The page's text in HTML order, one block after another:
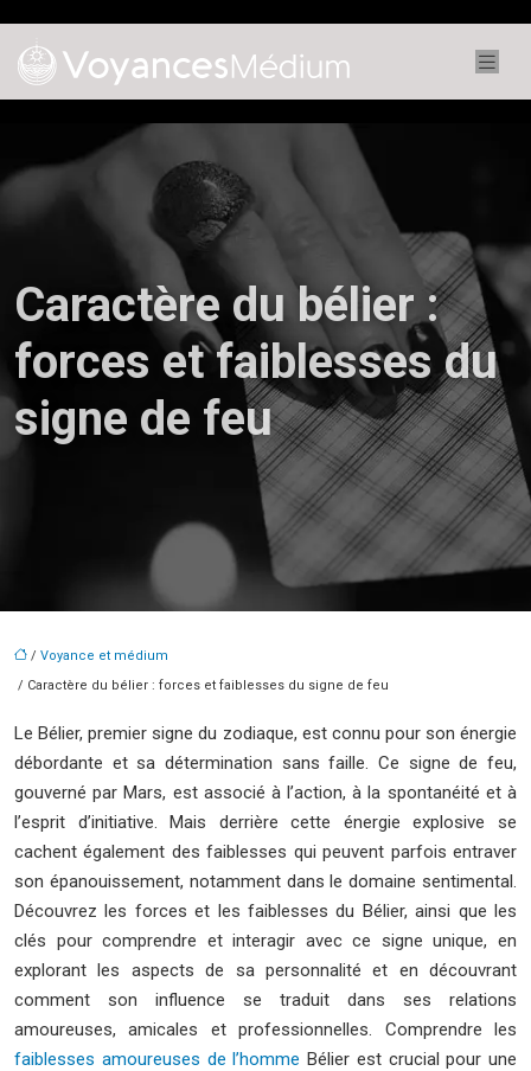
Caractère du bélier :
forces et faiblesses du
signe de feu
/ Voyance et médium
/ Caractère du bélier : forces et faiblesses du signe de feu
Le Bélier, premier signe du zodiaque, est connu pour son énergie
débordante et sa détermination sans faille. Ce signe de feu,
gouverné par Mars, est associé à l’action, à la spontanéité et à
l’esprit d’initiative. Mais derrière cette énergie explosive se
cachent également des faiblesses qui peuvent parfois entraver
son épanouissement, notamment dans le domaine sentimental.
Découvrez les forces et les faiblesses du Bélier, ainsi que les
clés pour comprendre et interagir avec ce signe unique, en
explorant les aspects de sa personnalité et en découvrant
comment son influence se traduit dans ses relations
amoureuses, amicales et professionnelles. Comprendre les
faiblesses amoureuses de l’homme Bélier est crucial pour une